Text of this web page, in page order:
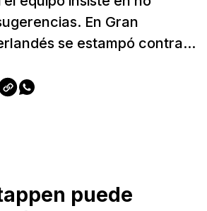
En Gran
se estampó contra...
puede